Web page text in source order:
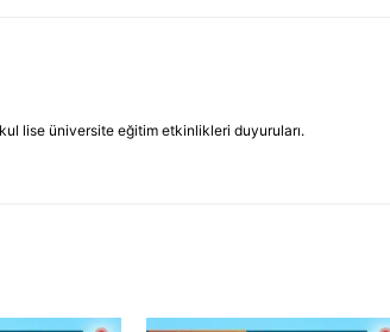
lise üniversite eğitim etkinlikleri duyuruları.